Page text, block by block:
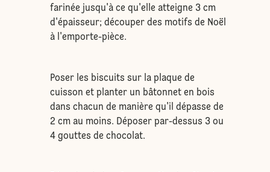
farinée jusqu'à ce qu'elle atteigne 3 cm
d'épaisseur; découper des motifs de Noël
à l'emporte-pièce.
Poser les biscuits sur la plaque de
cuisson et planter un bâtonnet en bois
dans chacun de manière qu'il dépasse de
2 cm au moins. Déposer par-dessus 3 ou
4 gouttes de chocolat.